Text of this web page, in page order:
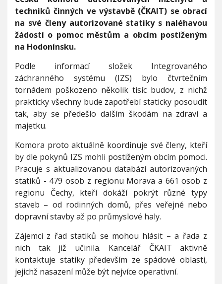
I
A
E
K
A
I
T
p
v
l
á
v
á
a
u
o
r
i
o
v
a
n
s
a
t
i
techniků činných ve výstavbě (ČKAIT) se obrací
na své členy autorizované statiky s naléhavou
žádostí o pomoc městům a obcím postiženým
na Hodonínsku.
Podle informací složek Integrovaného
záchranného systému (IZS) bylo čtvrtečním
tornádem poškozeno několik tisíc budov, z nichž
prakticky všechny bude zapotřebí staticky posoudit
tak, aby se předešlo dalším škodám na zdraví a
majetku.
Komora proto aktuálně koordinuje své členy, kteří
by dle pokynů IZS mohli postiženým obcím pomoci.
Pracuje s aktualizovanou databází autorizovaných
statiků - 479 osob z regionu Morava a 661 osob z
regionu Čechy, kteří dokáží pokrýt různé typy
staveb – od rodinných domů, přes veřejné nebo
dopravní stavby až po průmyslové haly.
Zájemci z řad statiků se mohou hlásit – a řada z
nich tak již učinila. Kancelář ČKAIT aktivně
kontaktuje statiky především ze spádové oblasti,
jejichž nasazení může být nejvíce operativní.